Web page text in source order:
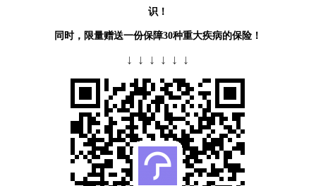
识！
同时，限量赠送一份保障30种重大疾病的保险！
↓ ↓ ↓ ↓ ↓ ↓